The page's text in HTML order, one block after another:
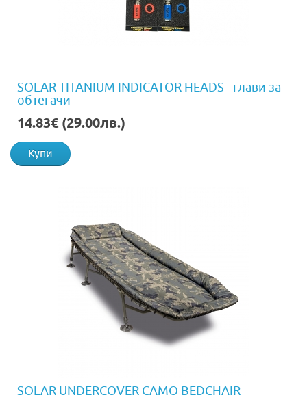
SOLAR TITANIUM INDICATOR HEADS - глави за
обтегачи
14.83€ (29.00лв.)
Купи
SOLAR UNDERCOVER CAMO BEDCHAIR